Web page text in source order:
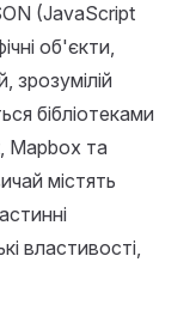
(JavaScript
об'єкти,
зрозумілій
бібліотеками
Mapbox та
містять
властивості,